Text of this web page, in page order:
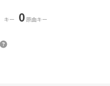
キー 0原曲キー